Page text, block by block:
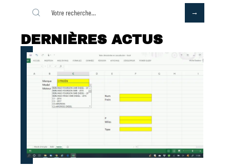
DERNIÈRES ACTUS